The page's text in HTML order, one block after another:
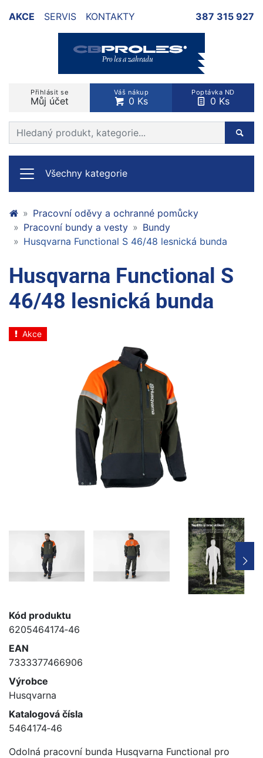
AKCE SERVIS KONTAKTY 387 315 927
Přihlásit se
Můj účet
Váš nákup
0 Ks
Poptávka ND
0 Ks
Prohledat web
Všechny kategorie
Pracovní oděvy a ochranné pomůcky
Pracovní bundy a vesty
Bundy
Husqvarna Functional S 46/48 lesnická bunda
Husqvarna Functional S
46/48 lesnická bunda
Akce
Kód produktu
6205464174‑46
EAN
7333377466906
Výrobce
Husqvarna
Katalogová čísla
5464174‑46
Odolná pracovní bunda Husqvarna Functional pro